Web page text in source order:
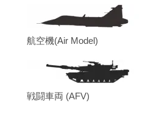
航空機(Air Model)
戦闘車両 (AFV)